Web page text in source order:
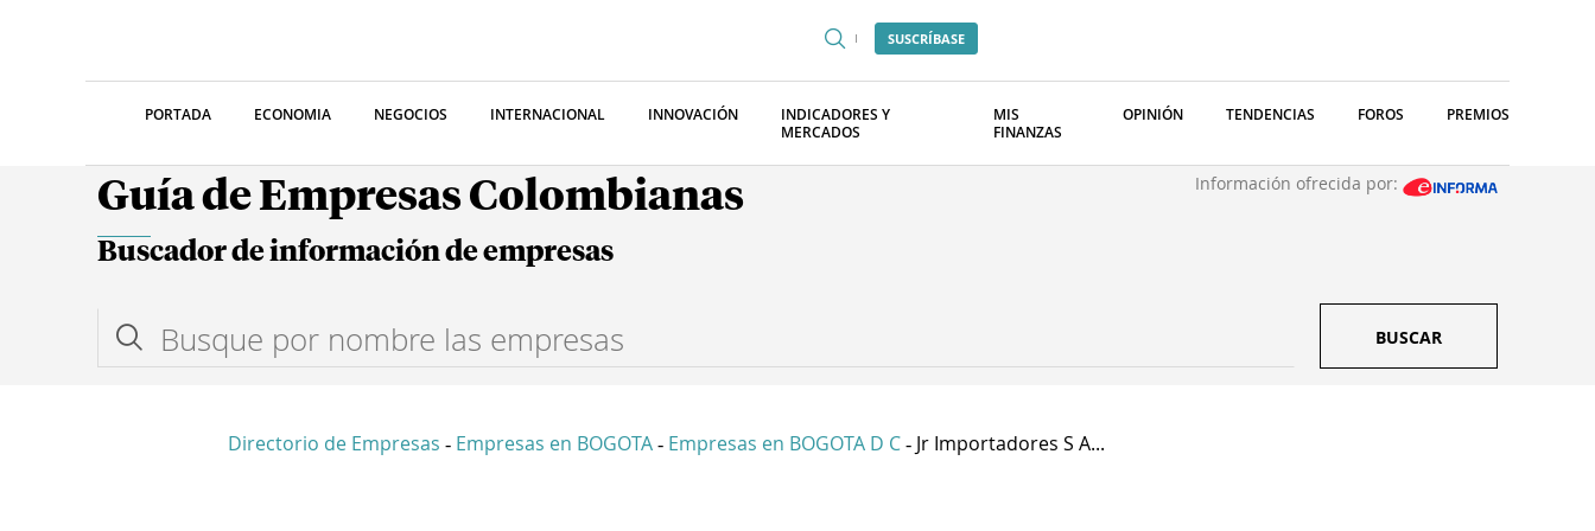
SUSCRÍBASE
PORTADA ECONOMIA NEGOCIOS INTERNACIONAL INNOVACIÓN
INDICADORES Y
MERCADOS
MIS
FINANZAS
OPINIÓN TENDENCIAS FOROS PREMIOS
Guía de Empresas Colombianas Información ofrecida por:
Buscador de información de empresas
BUSCAR
Directorio de Empresas - Empresas en BOGOTA - Empresas en BOGOTA D C - Jr Importadores S A...